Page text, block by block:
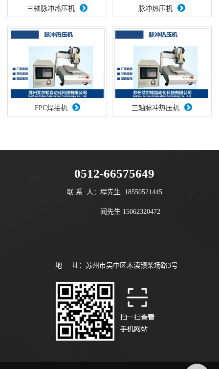
三轴脉冲热压机 脉冲热压机
FPC焊接机 三轴脉冲热压机
0512-66575649
联 系 人：程先生 18550521445
闻先生 15062320472
地 址：苏州市吴中区木渎镇柴场路3号